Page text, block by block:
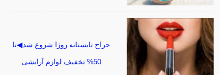
حراج تابستانه روژا شروع شد◀تا
50% تخفیف لوازم آرایشی